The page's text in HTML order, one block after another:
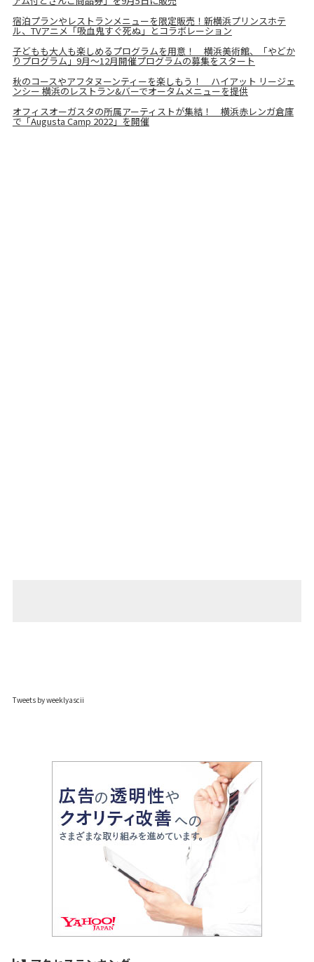
宿泊プランやレストランメニューを限定販売！新横浜プリンスホテ
ル、TVアニメ「吸血鬼すぐ死ぬ」とコラボレーション
子どもも大人も楽しめるプログラムを用意！ 横浜美術館、「やどか
りプログラム」9月～12月開催プログラムの募集をスタート
秋のコースやアフタヌーンティーを楽しもう！ ハイアット リージェ
ンシー 横浜のレストラン&バーでオータムメニューを提供
オフィスオーガスタの所属アーティストが集結！ 横浜赤レンガ倉庫
で「Augusta Camp 2022」を開催
Tweets by weeklyascii